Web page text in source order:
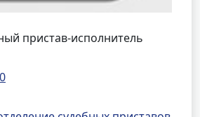
пристав-исполнитель